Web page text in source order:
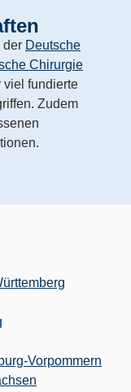
der Deutsche
Chirurgie
viel fundierte
Zudem
Vorpommern